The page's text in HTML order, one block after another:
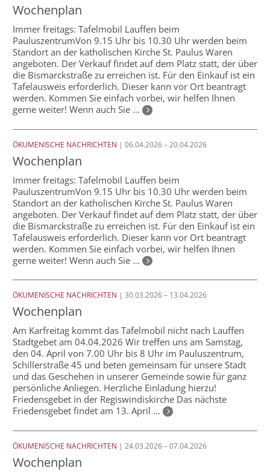
Wochenplan
Immer freitags: Tafelmobil Lauffen beim
PauluszentrumVon 9.15 Uhr bis 10.30 Uhr werden beim
Standort an der katholischen Kirche St. Paulus Waren
angeboten. Der Verkauf findet auf dem Platz statt, der über
die Bismarckstraße zu erreichen ist. Für den Einkauf ist ein
Tafelausweis erforderlich. Dieser kann vor Ort beantragt
werden. Kommen Sie einfach vorbei, wir helfen Ihnen
gerne weiter! Wenn auch Sie …
ÖKUMENISCHE NACHRICHTEN | 06.04.2026 – 20.04.2026
Wochenplan
Immer freitags: Tafelmobil Lauffen beim
PauluszentrumVon 9.15 Uhr bis 10.30 Uhr werden beim
Standort an der katholischen Kirche St. Paulus Waren
angeboten. Der Verkauf findet auf dem Platz statt, der über
die Bismarckstraße zu erreichen ist. Für den Einkauf ist ein
Tafelausweis erforderlich. Dieser kann vor Ort beantragt
werden. Kommen Sie einfach vorbei, wir helfen Ihnen
gerne weiter! Wenn auch Sie …
ÖKUMENISCHE NACHRICHTEN | 30.03.2026 – 13.04.2026
Wochenplan
Am Karfreitag kommt das Tafelmobil nicht nach Lauffen
Stadtgebet am 04.04.2026 Wir treffen uns am Samstag,
den 04. April von 7.00 Uhr bis 8 Uhr im Pauluszentrum,
Schillerstraße 45 und beten gemeinsam für unsere Stadt
und das Geschehen in unserer Gemeinde sowie für ganz
persönliche Anliegen. Herzliche Einladung hierzu!
Friedensgebet in der Regiswindiskirche Das nächste
Friedensgebet findet am 13. April …
ÖKUMENISCHE NACHRICHTEN | 24.03.2026 – 07.04.2026
Wochenplan